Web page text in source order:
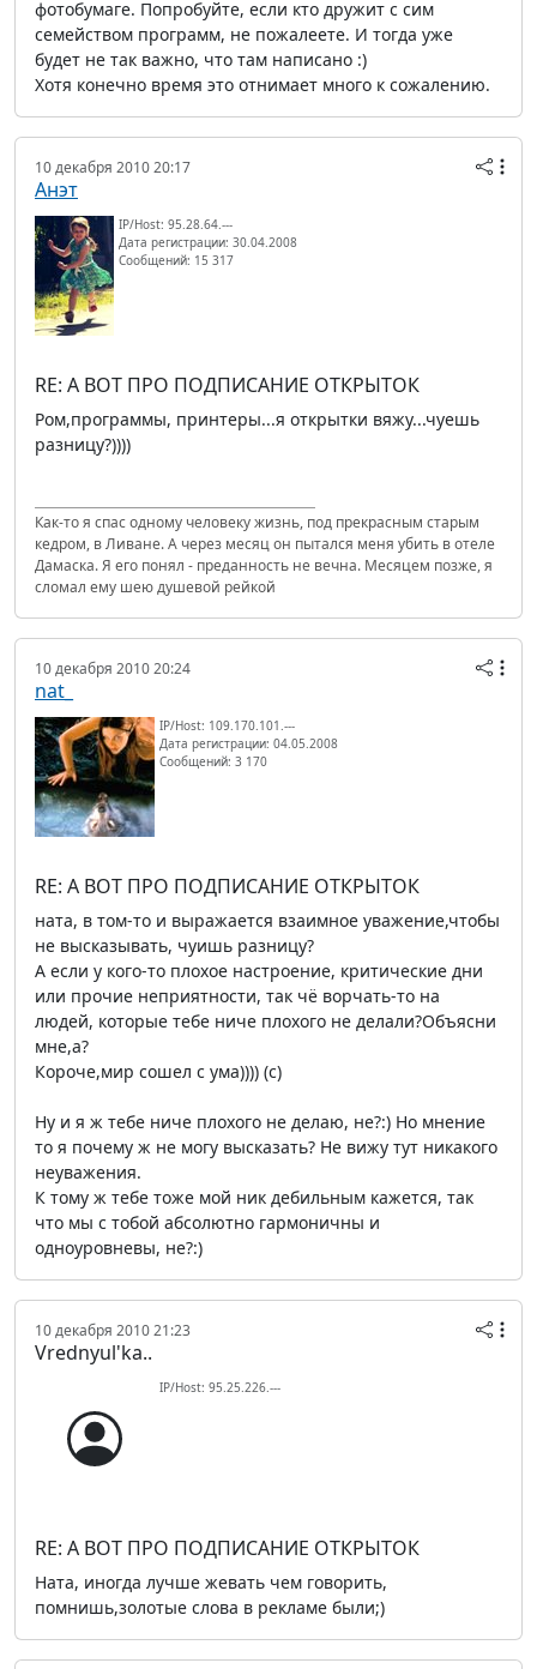
фотобумаге. Попробуйте, если кто дружит с сим
семейством программ, не пожалеете. И тогда уже
будет не так важно, что там написано :)
Хотя конечно время это отнимает много к сожалению.
10 декабря 2010 20:17
Анэт
IP/Host: 95.28.64.---
Дата регистрации: 30.04.2008
Сообщений: 15 317
RE: А ВОТ ПРО ПОДПИСАНИЕ ОТКРЫТОК
Ром,программы, принтеры...я открытки вяжу...чуешь
разницу?))))
Как-то я спас одному человеку жизнь, под прекрасным старым
кедром, в Ливане. А через месяц он пытался меня убить в отеле
Дамаска. Я его понял - преданность не вечна. Месяцем позже, я
сломал ему шею душевой рейкой
10 декабря 2010 20:24
nat_
IP/Host: 109.170.101.---
Дата регистрации: 04.05.2008
Сообщений: 3 170
RE: А ВОТ ПРО ПОДПИСАНИЕ ОТКРЫТОК
ната, в том-то и выражается взаимное уважение,чтобы
не высказывать, чуишь разницу?
А если у кого-то плохое настроение, критические дни
или прочие неприятности, так чё ворчать-то на
людей, которые тебе ниче плохого не делали?Объясни
мне,а?
Короче,мир сошел с ума)))) (c)
Ну и я ж тебе ниче плохого не делаю, не?:) Но мнение
то я почему ж не могу высказать? Не вижу тут никакого
неуважения.
К тому ж тебе тоже мой ник дебильным кажется, так
что мы с тобой абсолютно гармоничны и
одноуровневы, не?:)
10 декабря 2010 21:23
Vrednyul'ka..
IP/Host: 95.25.226.---
RE: А ВОТ ПРО ПОДПИСАНИЕ ОТКРЫТОК
Ната, иногда лучше жевать чем говорить,
помнишь,золотые слова в рекламе были;)